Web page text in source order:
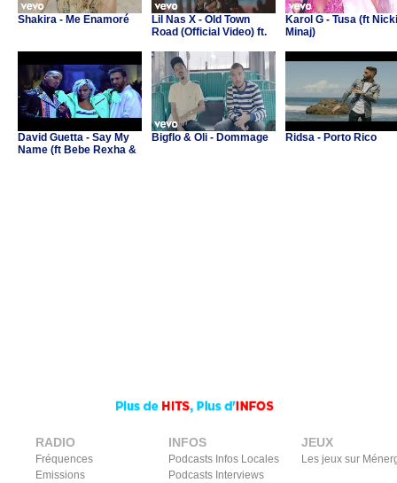
Shakira - Me Enamoré
Lil Nas X - Old Town
Road (Official Video) ft.
Karol G - Tusa (ft Nicki
Minaj)
David Guetta - Say My
Name (ft Bebe Rexha &
Bigflo & Oli - Dommage Ridsa - Porto Rico
RADIO
Fréquences
Emissions
INFOS
Podcasts Infos Locales
Podcasts Interviews
JEUX
Les jeux sur